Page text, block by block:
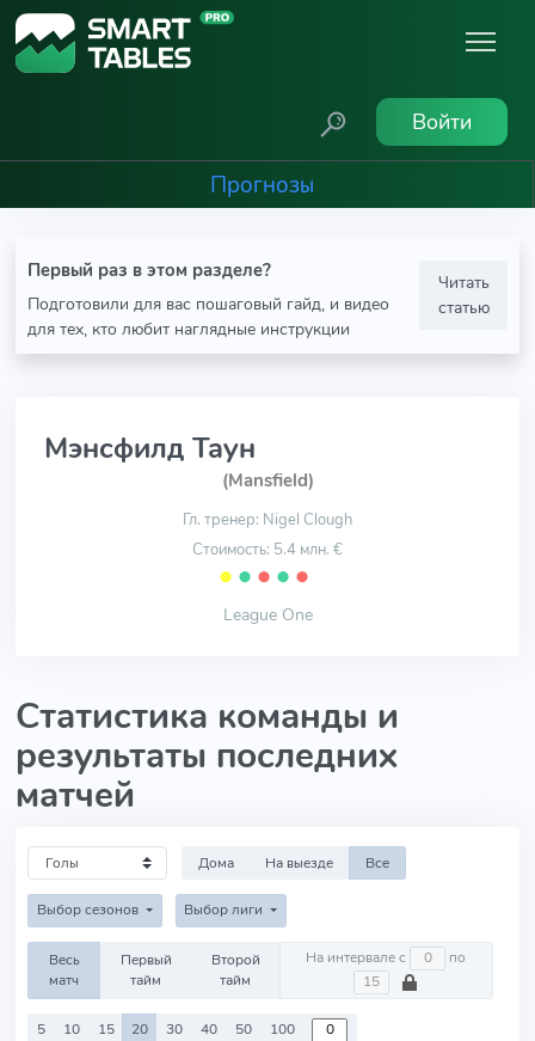
Войти
Прогнозы
Первый раз в этом разделе?
Подготовили для вас пошаговый гайд, и видео
для тех, кто любит наглядные инструкции
Читать
статью
Мэнсфилд Таун
(Mansfield)
Гл. тренер: Nigel Clough
Стоимость: 5.4 млн. €
⬤ ⬤ ⬤ ⬤ ⬤
League One
Статистика команды и
результаты последних
матчей
Дома На выезде Все
Выбор сезонов Выбор лиги
Весь
матч
Первый
тайм
Второй
тайм
На интервале с по
5 10 15 20 30 40 50 100